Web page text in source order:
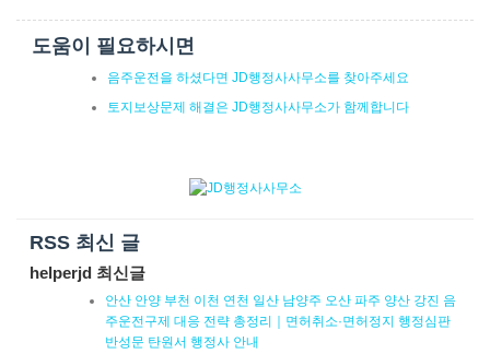
도움이 필요하시면
음주운전을 하셨다면 JD행정사사무소를 찾아주세요
토지보상문제 해결은 JD행정사사무소가 함께합니다
RSS 최신 글
helperjd 최신글
안산 안양 부천 이천 연천 일산 남양주 오산 파주 양산 강진 음
주운전구제 대응 전략 총정리｜면허취소·면허정지 행정심판
반성문 탄원서 행정사 안내